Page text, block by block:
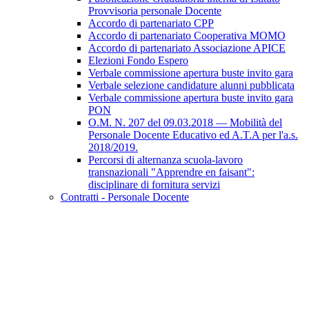
Provvisoria personale Docente
Accordo di partenariato CPP
Accordo di partenariato Cooperativa MOMO
Accordo di partenariato Associazione APICE
Elezioni Fondo Espero
Verbale commissione apertura buste invito gara
Verbale selezione candidature alunni pubblicata
Verbale commissione apertura buste invito gara
PON
O.M. N. 207 del 09.03.2018 — Mobilità del
Personale Docente Educativo ed A.T.A per l'a.s.
2018/2019.
Percorsi di alternanza scuola-lavoro
transnazionali "Apprendre en faisant":
disciplinare di fornitura servizi
Contratti - Personale Docente